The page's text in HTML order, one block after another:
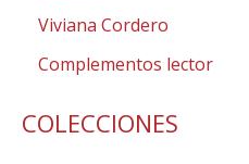
Viviana Cordero
Complementos lector
COLECCIONES